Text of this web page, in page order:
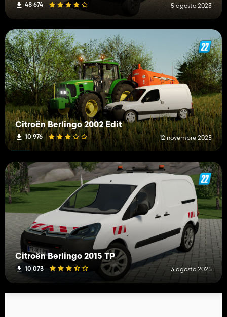
48 674 5 agosto 2023
Citroën Berlingo 2002 Edit
10 976 12 novembre 2025
Citroën Berlingo 2015 TP
10 073 3 agosto 2025